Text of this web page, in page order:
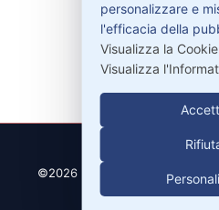
329-
©2026 PitDriver | CROCO DEAL
97100
personalizzare e
l'efficacia della
Visualizza la
Visualizza